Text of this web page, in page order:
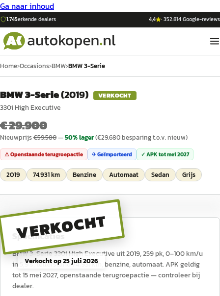
Ga naar inhoud
1.745erkende dealers 4,4 ·352.814Google-reviews
Home›Occasions›BMW›BMW 3-Serie
BMW 3-Serie(2019) VERKOCHT
330i High Executive
€ 29.900
Nieuwprijs€59.580—50% lager(€29.680besparing t.o.v. nieuw)
⚠ Openstaande terugroepactie ✈ Geïmporteerd ✓ APK totmei 2027
2019 74.931 km Benzine Automaat Sedan Grijs
VERKOCHT
Verkocht op25 juli 2026
Specificaties
BMW 3-Serie 330i High Executive uit 2019, 259 pk, 0–100 km/u
in 5,9 s, tellerstand 74.931 km, benzine, automaat. APK geldig
tot 15 mei 2027, openstaande terugroepactie — controleer bij
dealer.